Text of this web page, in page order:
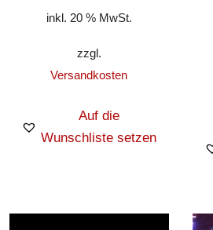
inkl. 20 % MwSt.
zzgl.
Versandkosten
Auf die
Wunschliste setzen